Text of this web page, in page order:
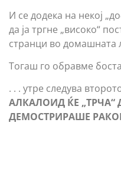
И се додека на некој
да ја тргне „високо“
странци во домашната
Тогаш го обравме
. . . утре следува
АЛКАЛОИД ЌЕ
ДЕМОСТРИРАШЕ